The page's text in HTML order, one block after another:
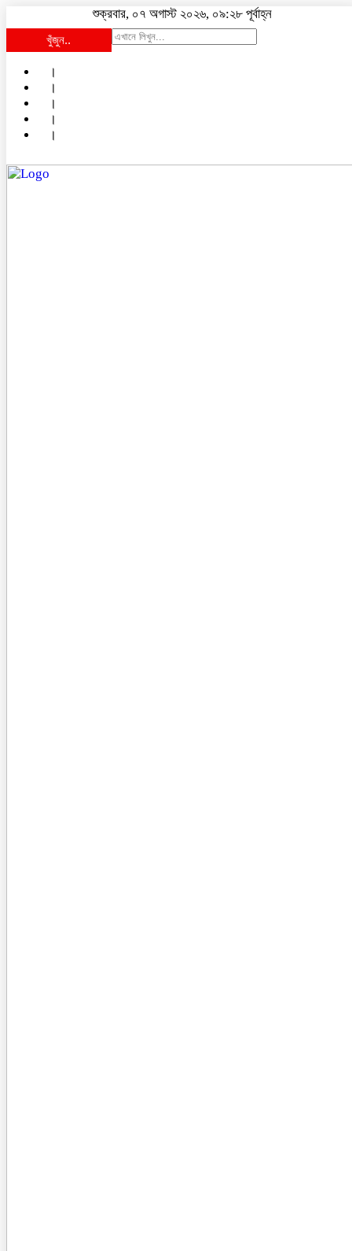
শুক্রবার, ০৭ অগাস্ট ২০২৬, ০৯:২৮ পূর্বাহ্ন
খুঁজুন..